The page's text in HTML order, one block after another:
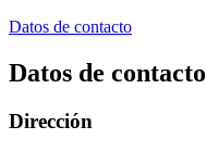
Datos de contacto
Datos de contacto
Dirección